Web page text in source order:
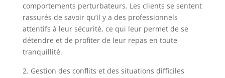
comportements perturbateurs. Les clients se sentent
rassurés de savoir qu’il y a des professionnels
attentifs à leur sécurité, ce qui leur permet de se
détendre et de profiter de leur repas en toute
tranquillité.
Gestion des conflits et des situations difficiles